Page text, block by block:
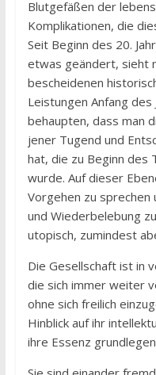
Blutgefäßen der
Komplikationen, die
Seit Beginn des 20.
etwas geändert, sieht
bescheidenen
Leistungen Anfang des
behaupten, dass man
jener Tugend und
hat, die zu Beginn des
wurde. Auf dieser
Vorgehen zu sprechen
und Wiederbelebung
utopisch, zumindest
Die Gesellschaft ist in
die sich immer weiter
ohne sich freilich
Hinblick auf ihr
ihre Essenz